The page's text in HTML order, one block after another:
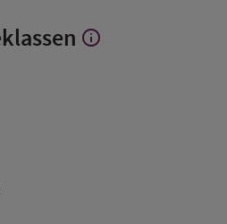
Visa
info